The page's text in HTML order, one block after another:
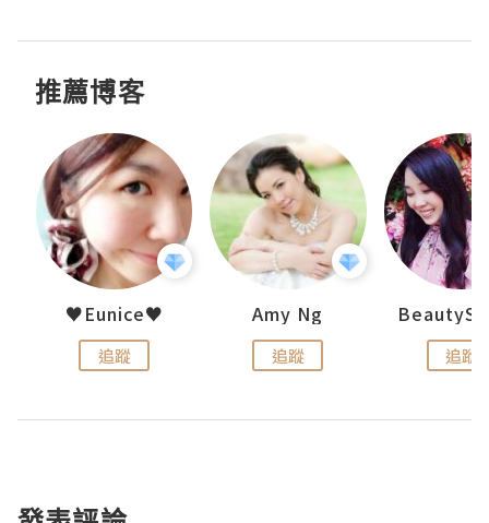
推薦博客
♥Eunice♥
追蹤
Amy Ng
追蹤 追蹤